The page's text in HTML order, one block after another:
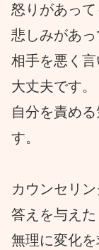
怒りがあって
悲しみがあっ
相手を悪く
大丈夫です。
自分を責め
す。
カウンセリ
答えを与えた
無理に変化